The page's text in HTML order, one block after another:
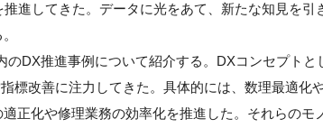
進してきた。データに光をあて、新たな知見を引
DX推進事例について紹介する。DXコンセプトと
標改善に注力してきた。具体的には、数理最適化
正化や修理業務の効率化を推進した。それらのモ